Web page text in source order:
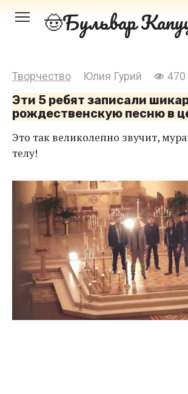
Перейти Бульвар
Творчество Юлия Гурий 470
Эти 5 ребят записали
рождественскую песню в
Это так великолепно звучит,
телу!